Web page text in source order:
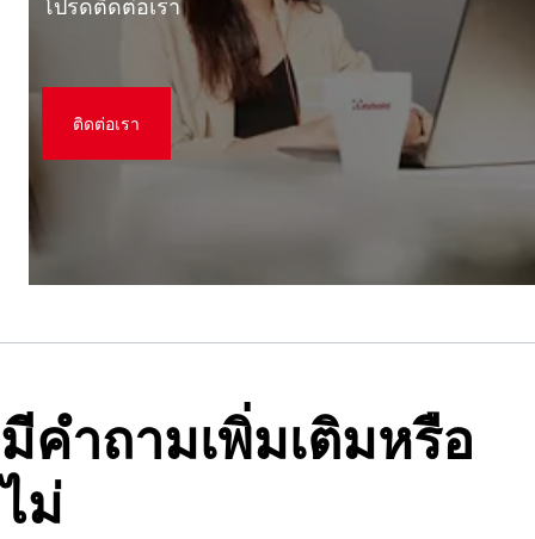
โปรดติดต่อเรา
ติดต่อเรา
มีคําถามเพิ่มเติมหรือ
ไม่